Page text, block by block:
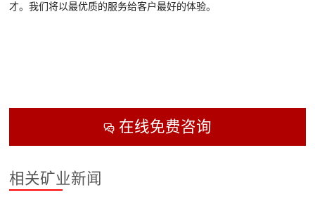
才。我们将以最优质的服务给客户最好的体验。
在线免费咨询
相关矿业新闻